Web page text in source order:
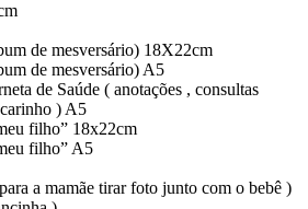
de mesversário) 18X22cm
de mesversário) A5
de Saúde ( anotações , consultas
) A5
filho” 18x22cm
filho” A5
a mamãe tirar foto junto com o bebê )